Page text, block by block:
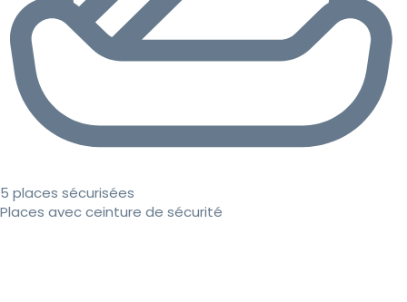
5 places sécurisées
Places avec ceinture de sécurité